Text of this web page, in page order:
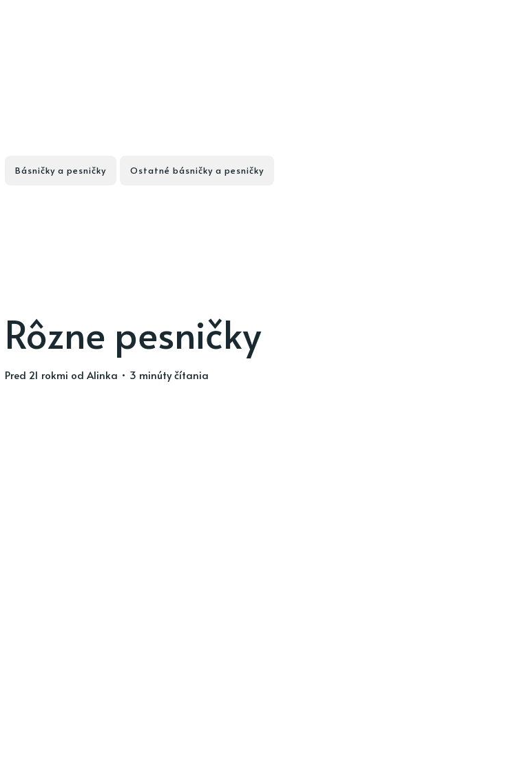
Básničky a pesničky Ostatné básničky a pesničky
Rôzne pesničky
pred 21 rokmi od Alinka • 3 minúty čítania